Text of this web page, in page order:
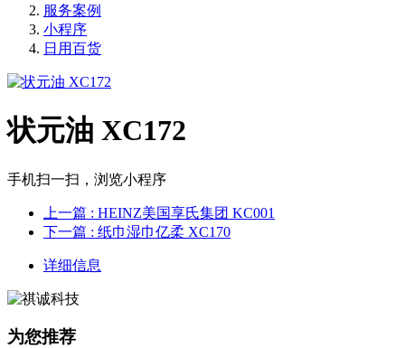
服务案例
小程序
日用百货
状元油 XC172
手机扫一扫，浏览小程序
上一篇 : HEINZ美国享氏集团 KC001
下一篇 : 纸巾湿巾亿柔 XC170
详细信息
为您推荐